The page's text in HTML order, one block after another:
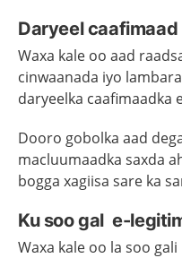
Daryeel caafimaad
Waxa kale oo aad
cinwaanada iyo
daryeelka caafimaadka
Dooro gobolka aad
macluumaadka saxda
bogga xagiisa sare ka
Ku soo gal e-
Waxa kale oo la soo